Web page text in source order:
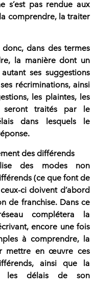
s’est pas rendue aux
comprendre, la traiter
dans des termes
la manière dont un
ses suggestions
récriminations, ainsi
les plaintes, les
seront traités par le
dans lesquels le
des différends
des modes non
(ce que font de
ci doivent d’abord
de franchise. Dans ce
complétera la
encore une fois
à comprendre, la
mettre en œuvre ces
ainsi que la
les délais de son